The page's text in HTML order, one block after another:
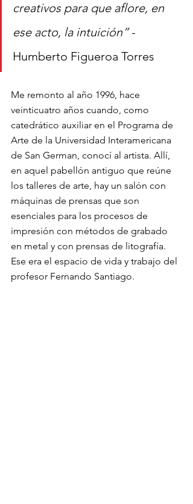
creativos para que aflore, en
ese acto, la intuición” -
Humberto Figueroa Torres
Me remonto al año 1996, hace
veinticuatro años cuando, como
catedrático auxiliar en el Programa de
Arte de la Universidad Interamericana
de San German, conocí al artista. Allí,
en aquel pabellón antiguo que reúne
los talleres de arte, hay un salón con
máquinas de prensas que son
esenciales para los procesos de
impresión con métodos de grabado
en metal y con prensas de litografía.
Ese era el espacio de vida y trabajo del
profesor Fernando Santiago.